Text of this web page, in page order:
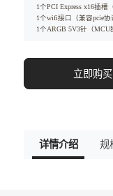
1个PCI Express x16插槽
1个wifi接口（兼容pcie协
1个ARGB 5V3针（MCU
立即购买
详情介绍 规